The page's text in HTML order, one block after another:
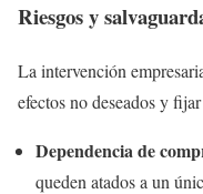
Riesgos y
La intervención
efectos no deseados y
Dependencia de
queden atados a un